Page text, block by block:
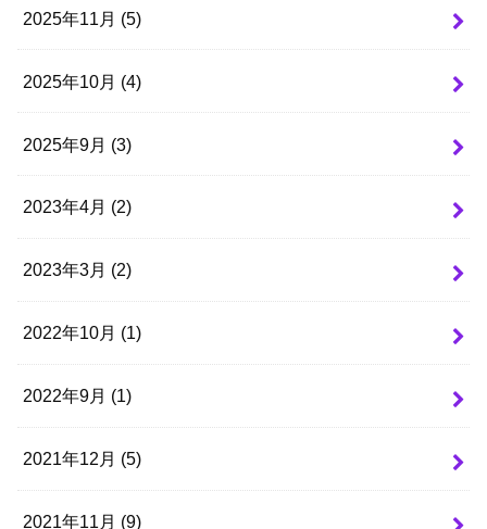
2025年11月 (5)
2025年10月 (4)
2025年9月 (3)
2023年4月 (2)
2023年3月 (2)
2022年10月 (1)
2022年9月 (1)
2021年12月 (5)
2021年11月 (9)